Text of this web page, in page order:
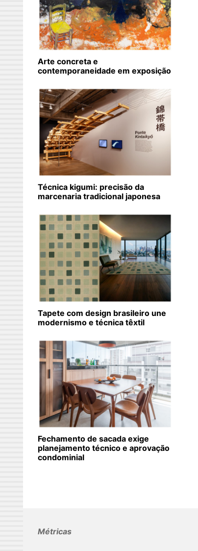
Arte concreta e
contemporaneidade em exposição
Técnica kigumi: precisão da
marcenaria tradicional japonesa
Tapete com design brasileiro une
modernismo e técnica têxtil
Fechamento de sacada exige
planejamento técnico e aprovação
condominial
Métricas